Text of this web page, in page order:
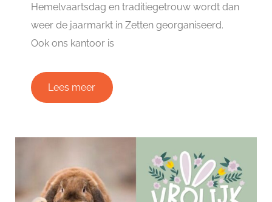
Hemelvaartsdag en traditiegetrouw wordt dan
weer de jaarmarkt in Zetten georganiseerd.
Ook ons kantoor is
Lees meer